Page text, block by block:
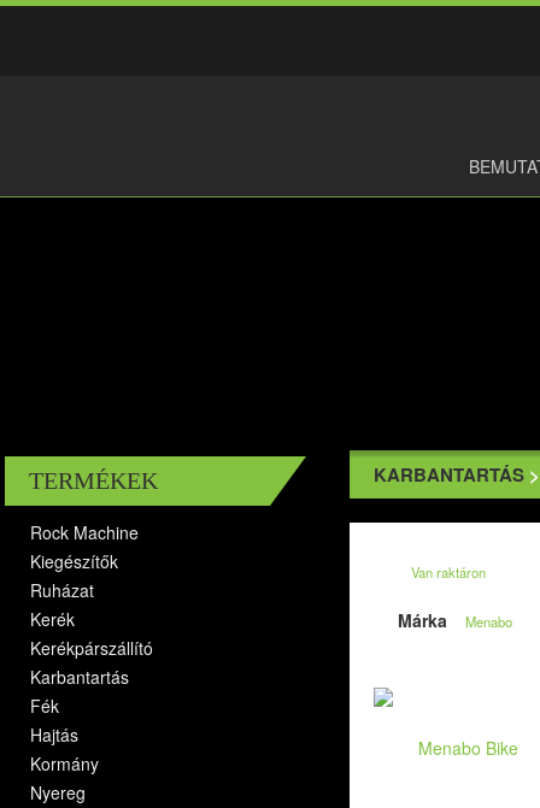
TERMÉKEK
Rock Machine
Kiegészítők
Ruházat
Kerék
Kerékpárszállító
Karbantartás
Fék
Hajtás
Kormány
Nyereg
KARBANTARTÁS
Van raktáron
Márka Menabo